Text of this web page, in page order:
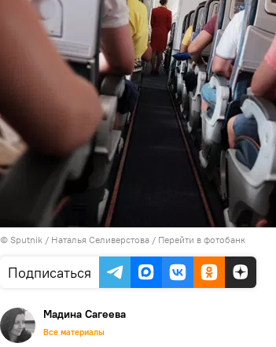
© Sputnik / Наталья Селиверстова / Перейти в фотобанк
Подписаться
Мадина Сагеева
Все материалы